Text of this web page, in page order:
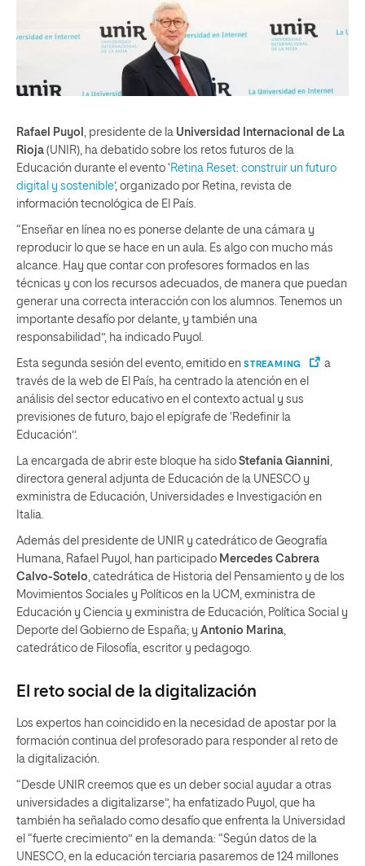
Rafael Puyol , presidente de la Universidad Internacional de La
Rioja (UNIR), ha debatido sobre los retos futuros de la
Educación durante el evento ‘Retina Reset: construir un futuro
digital y sostenible’, organizado por Retina, revista de
información tecnológica de El País.
“Enseñar en línea no es ponerse delante de una cámara y
reproducir lo que se hace en un aula. Es algo con mucho más
alcance. Hay que contar con profesores formados en las
técnicas y con los recursos adecuados, de manera que puedan
generar una correcta interacción con los alumnos. Tenemos un
importante desafío por delante, y también una
responsabilidad”, ha indicado Puyol.
Esta segunda sesión del evento, emitido en STREAMING
a
través de la web de El País, ha centrado la atención en el
análisis del sector educativo en el contexto actual y sus
previsiones de futuro, bajo el epígrafe de ‘Redefinir la
Educación’’.
La encargada de abrir este bloque ha sido Stefania Giannini
directora general adjunta de Educación de la UNESCO y
exministra de Educación, Universidades e Investigación en
Italia.
Además del presidente de UNIR y catedrático de Geografía
Humana, Rafael Puyol, han participado Mercedes Cabrera
Calvo-Sotelo , catedrática de Historia del Pensamiento y de los
Movimientos Sociales y Políticos en la UCM, exministra de
Educación y Ciencia y exministra de Educación, Política Social y
Deporte del Gobierno de España; y Antonio Marina
catedrático de Filosofía, escritor y pedagogo.
El reto social de la digitalización
Los expertos han coincidido en la necesidad de apostar por la
formación continua del profesorado para responder al reto de
la digitalización.
“Desde UNIR creemos que es un deber social ayudar a otras
universidades a digitalizarse”, ha enfatizado Puyol, que ha
también ha señalado como desafío que enfrenta la Universidad
el “fuerte crecimiento” en la demanda: “Según datos de la
UNESCO, en la educación terciaria pasaremos de 124 millones